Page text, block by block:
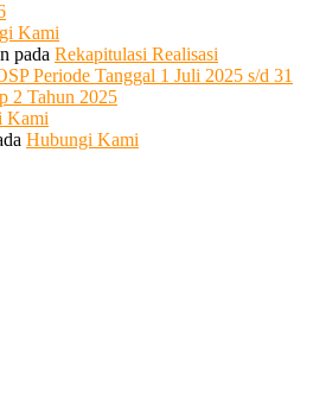
Kami
pada Rekapitulasi Realisasi
Periode Tanggal 1 Juli 2025 s/d 31
2 Tahun 2025
Kami
Hubungi Kami